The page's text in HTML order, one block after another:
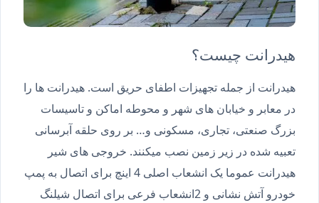
هیدرانت چیست؟
هیدرانت از جمله تجهیزات اطفای حریق است. هیدرانت ها را
در معابر و خیابان های شهر و محوطه اماکن و تاسیسات
بزرگ صنعتی، تجاری، مسکونی و… بر روی حلقه آبرسانی
تعبیه شده در زیر زمین نصب میکنند. خروجی های شیر
هیدرانت عموما یک انشعاب اصلی 4 اینچ برای اتصال به پمپ
خودرو آتش نشانی و 2انشعاب فرعی برای اتصال شیلنگ